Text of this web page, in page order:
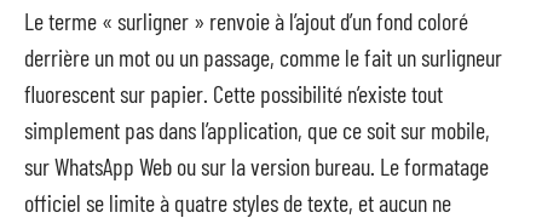
Le terme « surligner » renvoie à l’ajout d’un fond coloré
derrière un mot ou un passage, comme le fait un surligneur
fluorescent sur papier. Cette possibilité n’existe tout
simplement pas dans l’application, que ce soit sur mobile,
sur WhatsApp Web ou sur la version bureau. Le formatage
officiel se limite à quatre styles de texte, et aucun ne